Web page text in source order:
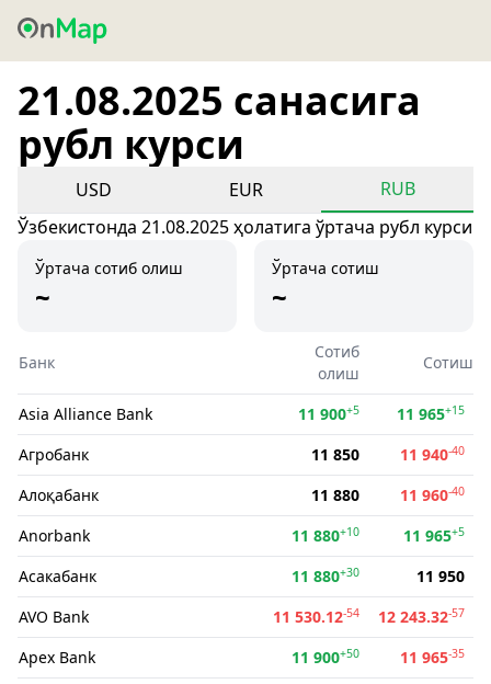
21.08.2025 санасига
рубл курси
USD EUR
RUB
Ўзбекистонда 21.08.2025 ҳолатига ўртача рубл курси
Ўртача сотиб олиш
~
Ўртача сотиш
~
Банк
Сотиб
олиш
Сотиш
Asia Alliance Bank 11 900+5 11 965+15
Агробанк 11 850 11 940-40
Алоқабанк 11 880 11 960-40
Anorbank 11 880+10 11 965+5
Асакабанк 11 880+30
11 950
AVO Bank
11 530.12-54 12 243.32-57
Apex Bank 11 900+50 11 965-35